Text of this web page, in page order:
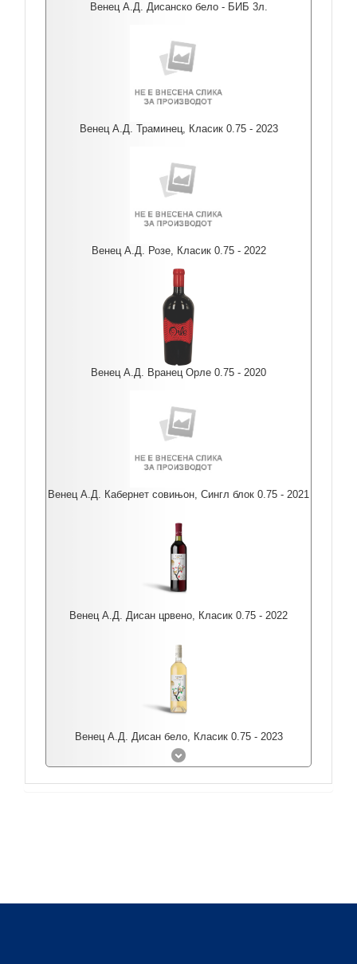
Венец А.Д. Дисанско бело - БИБ 3л.
Венец А.Д. Траминец, Класик 0.75 - 2023
Венец А.Д. Розе, Класик 0.75 - 2022
Венец А.Д. Вранец Орле 0.75 - 2020
Венец А.Д. Кабернет совињон, Сингл блок 0.75 - 2021
Венец А.Д. Дисан црвено, Класик 0.75 - 2022
Венец А.Д. Дисан бело, Класик 0.75 - 2023